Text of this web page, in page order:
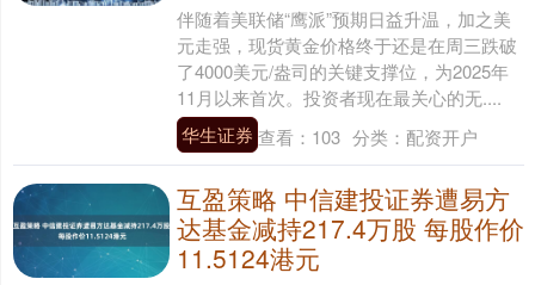
伴随着美联储“鹰派”预期日益升温，加之美
元走强，现货黄金价格终于还是在周三跌破
了4000美元/盎司的关键支撑位，为2025年
11月以来首次。投资者现在最关心的无....
华生证券 查看： 103 分类： 配资开户
互盈策略 中信建投证券遭易方
达基金减持217.4万股 每股作价
11.5124港元